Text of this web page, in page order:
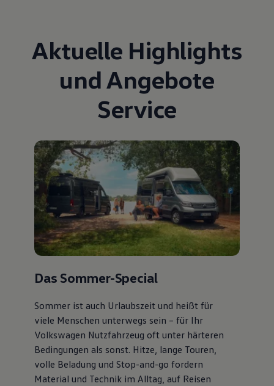
Aktuelle Highlights
und Angebote
Service
Das Sommer-Special
Sommer ist auch Urlaubszeit und heißt für
viele Menschen unterwegs sein – für Ihr
Volkswagen Nutzfahrzeug oft unter härteren
Bedingungen als sonst. Hitze, lange Touren,
volle Beladung und Stop-and-go fordern
Material und Technik im Alltag, auf Reisen